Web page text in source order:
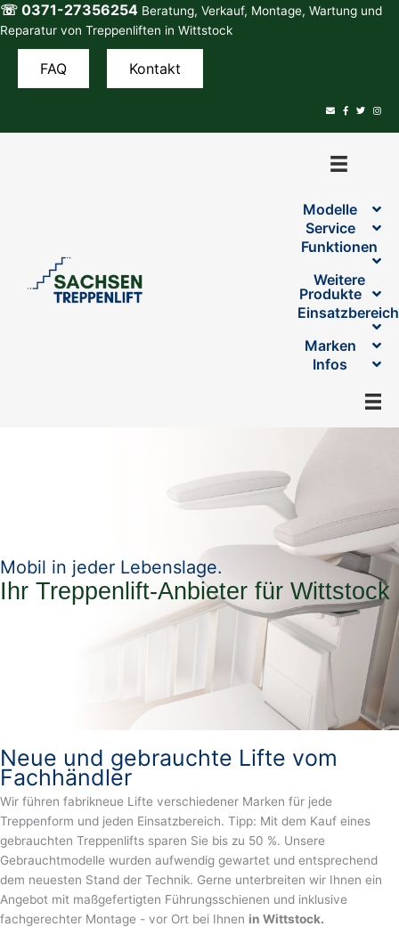
Zum
Inhalt
springen
☏ 0371-27356254 Beratung, Verkauf, Montage, Wartung und
Reparatur von Treppenliften in Wittstock
FAQ Kontakt
Modelle
Service
Funktionen
Weitere
Produkte
Marken
Infos
Mobil in jeder Lebenslage.
Ihr Treppenlift-Anbieter für Wittstock
Neue und gebrauchte Lifte vom
Fachhändler
Wir führen fabrikneue Lifte verschiedener Marken für jede
Treppenform und jeden Einsatzbereich. Tipp: Mit dem Kauf eines
gebrauchten Treppenlifts sparen Sie bis zu 50 %. Unsere
Gebrauchtmodelle wurden aufwendig gewartet und entsprechend
dem neuesten Stand der Technik. Gerne unterbreiten wir Ihnen ein
Angebot mit maßgefertigten Führungsschienen und inklusive
fachgerechter Montage - vor Ort bei Ihnen in Wittstock.